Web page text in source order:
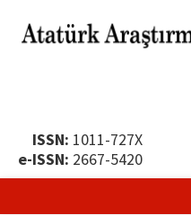
ISSN: 1011-727X
e-ISSN: 2667-5420